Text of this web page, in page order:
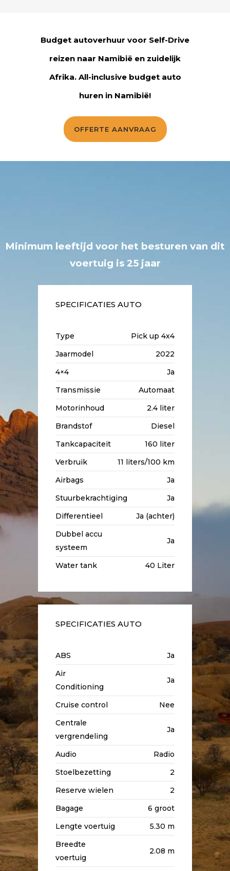
Budget autoverhuur voor Self-Drive
reizen naar Namibië en zuidelijk
Afrika. All-inclusive budget auto
huren in Namibië!
OFFERTE AANVRAAG
Minimum leeftijd voor het besturen van dit
voertuig is 25 jaar
SPECIFICATIES AUTO
Type
Pick up 4x4
Jaarmodel
2022
4×4
Ja
Transmissie
Automaat
Motorinhoud
2.4 liter
Brandstof
Diesel
Tankcapaciteit
160 liter
Verbruik
11 liters/100 km
Airbags
Ja
Stuurbekrachtiging
Ja
Differentieel
Ja (achter)
Dubbel accu
systeem
Ja
Water tank 40 Liter
SPECIFICATIES AUTO
ABS
Ja
Air
Conditioning
Ja
Cruise control
Nee
Centrale
vergrendeling
Ja
Audio
Radio
Stoelbezetting
2
Reserve wielen
2
Bagage
6 groot
Lengte voertuig
5.30 m
Breedte
voertuig
2.08 m